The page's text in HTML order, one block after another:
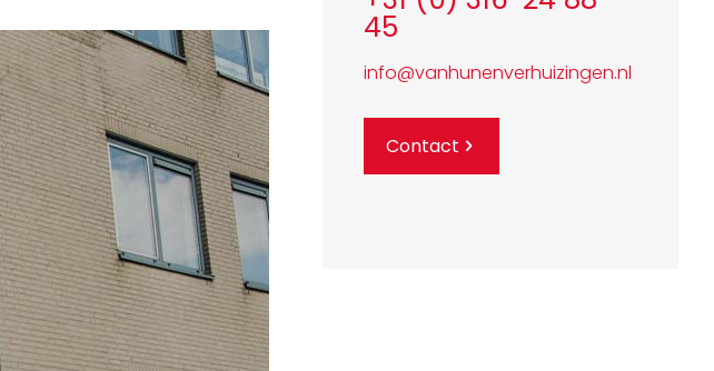
45
info@vanhunenverhuizingen.nl
Contact